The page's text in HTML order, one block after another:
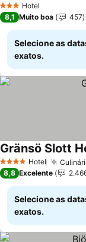
3 EstrelasHotel
8,1 Muito boa 457
Selecione as
exatos.
4 EstrelasHotel
Gränsö Slott
8,8 Excelente
Selecione as
exatos.